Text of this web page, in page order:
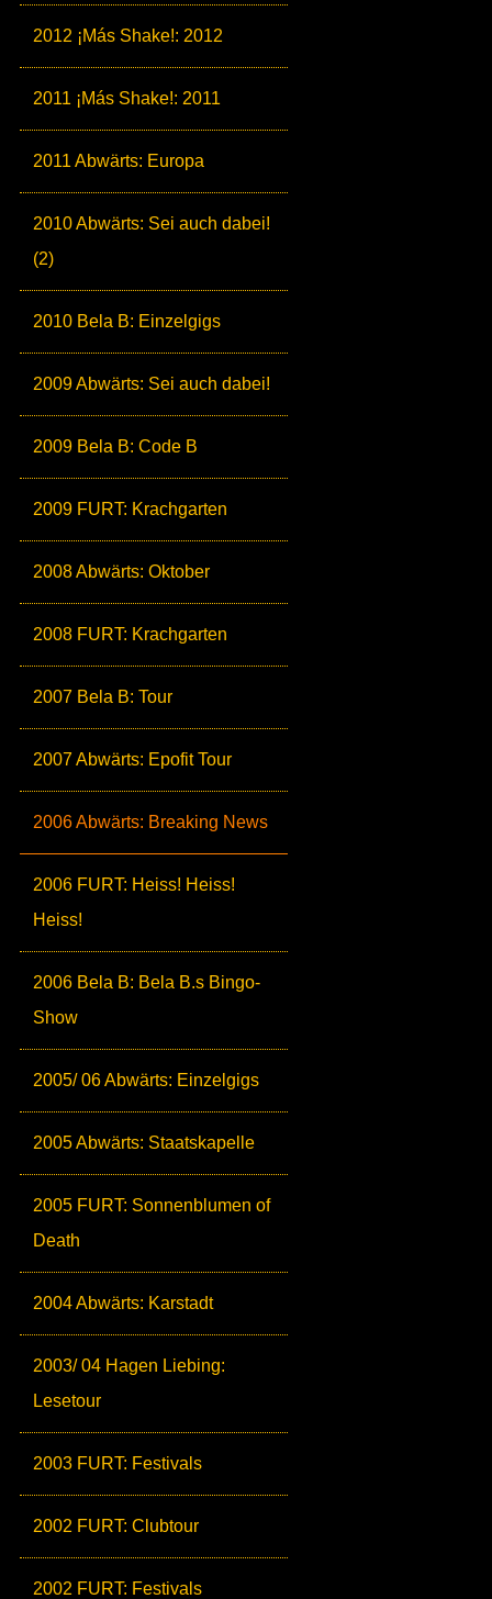
2012 ¡Más Shake!: 2012
2011 ¡Más Shake!: 2011
2011 Abwärts: Europa
2010 Abwärts: Sei auch dabei!
(2)
2010 Bela B: Einzelgigs
2009 Abwärts: Sei auch dabei!
2009 Bela B: Code B
2009 FURT: Krachgarten
2008 Abwärts: Oktober
2008 FURT: Krachgarten
2007 Bela B: Tour
2007 Abwärts: Epofit Tour
2006 Abwärts: Breaking News
2006 FURT: Heiss! Heiss!
Heiss!
2006 Bela B: Bela B.s Bingo-
Show
2005/ 06 Abwärts: Einzelgigs
2005 Abwärts: Staatskapelle
2005 FURT: Sonnenblumen of
Death
2004 Abwärts: Karstadt
2003/ 04 Hagen Liebing:
Lesetour
2003 FURT: Festivals
2002 FURT: Clubtour
2002 FURT: Festivals